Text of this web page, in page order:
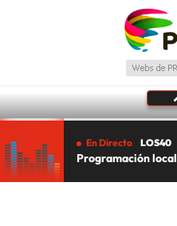
En Directo LOS40
Programación local